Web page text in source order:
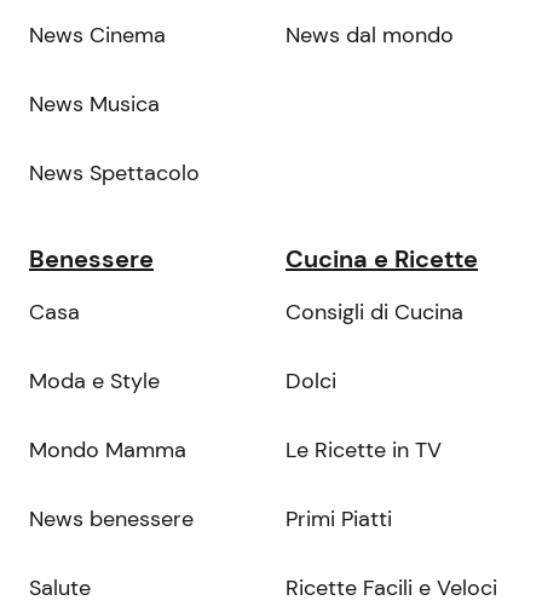
News Cinema
News Musica
News Spettacolo
News dal mondo
Benessere
Casa
Moda e Style
Mondo Mamma
News benessere
Salute
Cucina e Ricette
Consigli di Cucina
Dolci
Le Ricette in TV
Primi Piatti
Ricette Facili e Veloci